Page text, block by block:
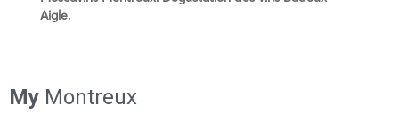
Aigle.
My Montreux